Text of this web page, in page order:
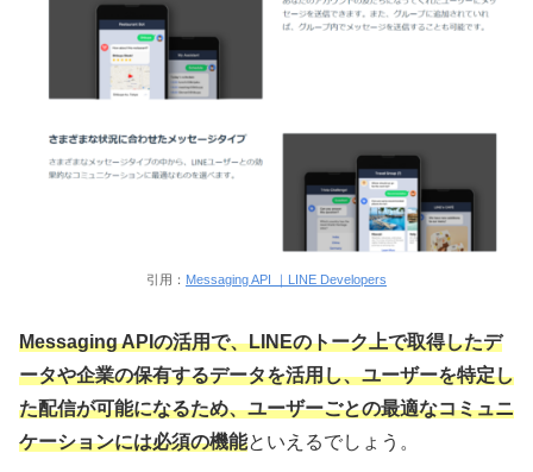
引用： Messaging API ｜LINE Developers
Messaging APIの活用で、LINEのトーク上で取得したデ
ータや企業の保有するデータを活用し、ユーザーを特定し
た配信が可能になるため、ユーザーごとの最適なコミュニ
ケーションには必須の機能といえるでしょう。